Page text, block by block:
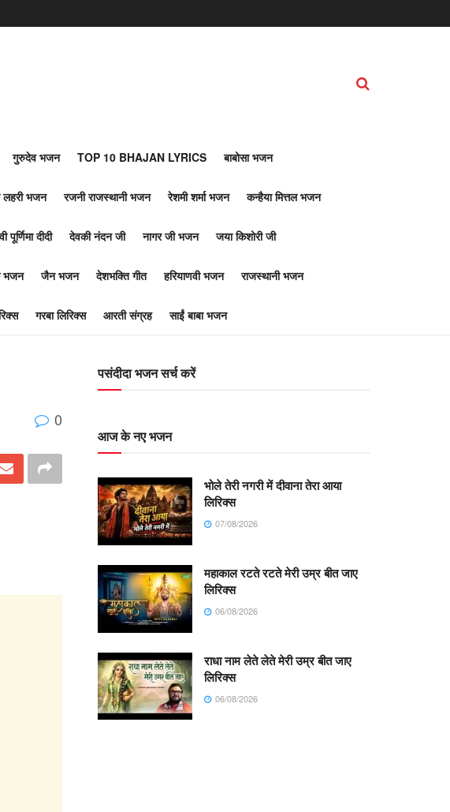
गुरुदेव भजन TOP 10 BHAJAN LYRICS बाबोसा भजन
लहरी भजन रजनी राजस्थानी भजन रेशमी शर्मा भजन कन्हैया मित्तल भजन
पूर्णिमा दीदी देवकी नंदन जी नागर जी भजन जया किशोरी जी
भजन जैन भजन देशभक्ति गीत हरियाणवी भजन राजस्थानी भजन
गरबा लिरिक्स आरती संग्रह साईं बाबा भजन
0
पसंदीदा भजन सर्च करें
आज के नए भजन
भोले तेरी नगरी में दीवाना तेरा आया
लिरिक्स
07/08/2026
महाकाल रटते रटते मेरी उम्र बीत जाए
लिरिक्स
06/08/2026
राधा नाम लेते लेते मेरी उम्र बीत जाए
लिरिक्स
06/08/2026